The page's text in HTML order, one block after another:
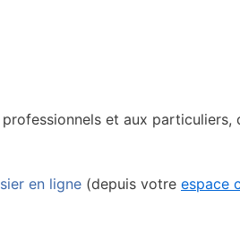
et aux particuliers,
en ligne (depuis votre espace